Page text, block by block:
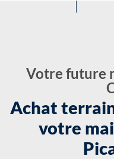
Votre future
Achat
votre